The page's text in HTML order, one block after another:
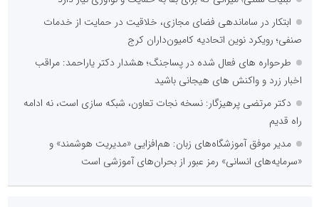
ابتکار در ساماندهی فضای مجازی، خلاقیت در حمایت از خدمات
صنفی؛ رویکرد نوین اتحادیه کامیون‌داران کرج
طرحواره های فعال شده در پساجنگ؛ هشدار دکتر یاراحمد: مراقب
اخبار زرد و واکنش های هیجانی باشید
دکتر مرتضی پرهیزگار: نسخه نجات تعاون، شبکه سازی است، نه ادامه
راه قدیم
مدیر موفق آموزشگاه‌های زبان: هم‌افزایی «مدیریت هوشمند» و
«سرمایه‌های انسانی» رمز عبور از بحران‌های آموزشی است